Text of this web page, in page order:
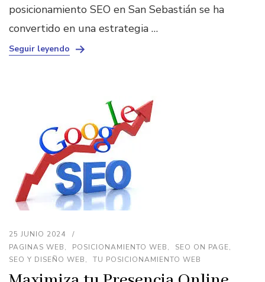
posicionamiento SEO en San Sebastián se ha
convertido en una estrategia …
Seguir leyendo
25 JUNIO 2024
PAGINAS WEB
POSICIONAMIENTO WEB
SEO ON PAGE
SEO Y DISEÑO WEB
TU POSICIONAMIENTO WEB